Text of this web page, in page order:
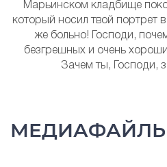
Марьинском кладбище
который носил твой портрет
же больно! Господи,
безгрешных и очень
Зачем ты, Господи,